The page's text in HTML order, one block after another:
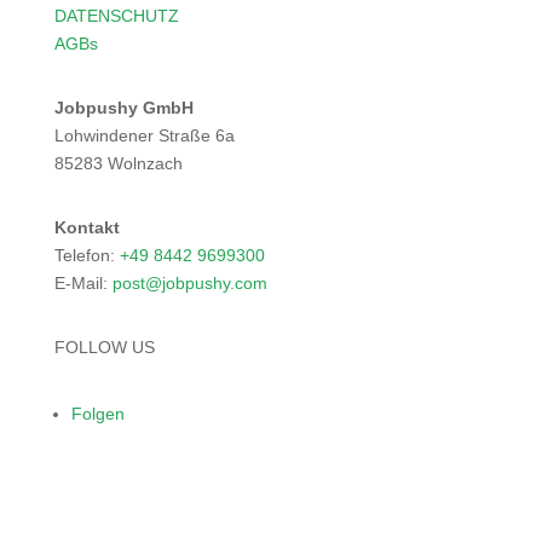
DATENSCHUTZ
AGBs
Jobpushy GmbH
Lohwindener Straße 6a
85283 Wolnzach
Kontakt
Telefon: +49 8442 9699300
E-Mail: post@jobpushy.com
FOLLOW US
Folgen